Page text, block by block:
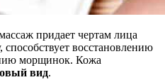
придает чертам лица
восстановлению
морщинок. Кожа
вид.